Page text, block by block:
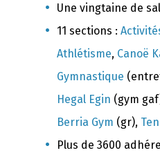
Une vingtaine de
11 sections :
Athlétisme, Canoë
Gymnastique
Hegal Egin (gym
Berria Gym (gr),
Plus de 3600